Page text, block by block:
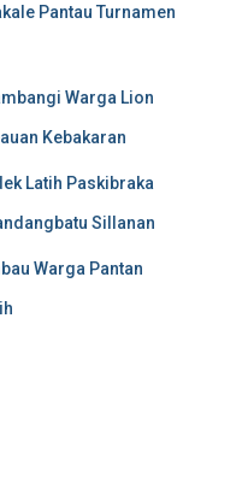
Pantau Turnamen
Warga Lion
Kebakaran
Latih Paskibraka
Sillanan
Warga Pantan